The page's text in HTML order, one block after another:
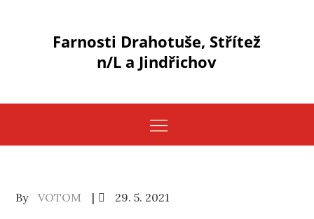
Farnosti Drahotuše, Střítež
n/L a Jindřichov
By VOTOM
Posted
29. 5. 2021